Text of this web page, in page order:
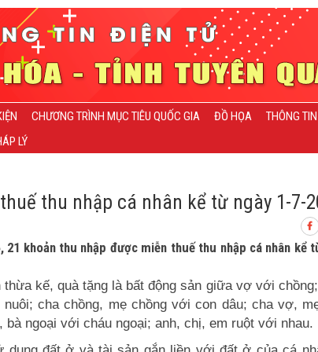
CHƯƠNG TRÌNH MỤC TIÊU QUỐC GIA ĐỒ HỌA THÔNG TIN
LÝ
thu nhập cá nhân kể từ ngày 1-7-
khoản thu nhập được miễn thuế thu nhập cá nhân kể
kế, quà tặng là bất động sản giữa vợ với
cha chồng, mẹ chồng với con dâu; cha vợ,
ngoại với cháu ngoại; anh, chị, em ruột với nhau.